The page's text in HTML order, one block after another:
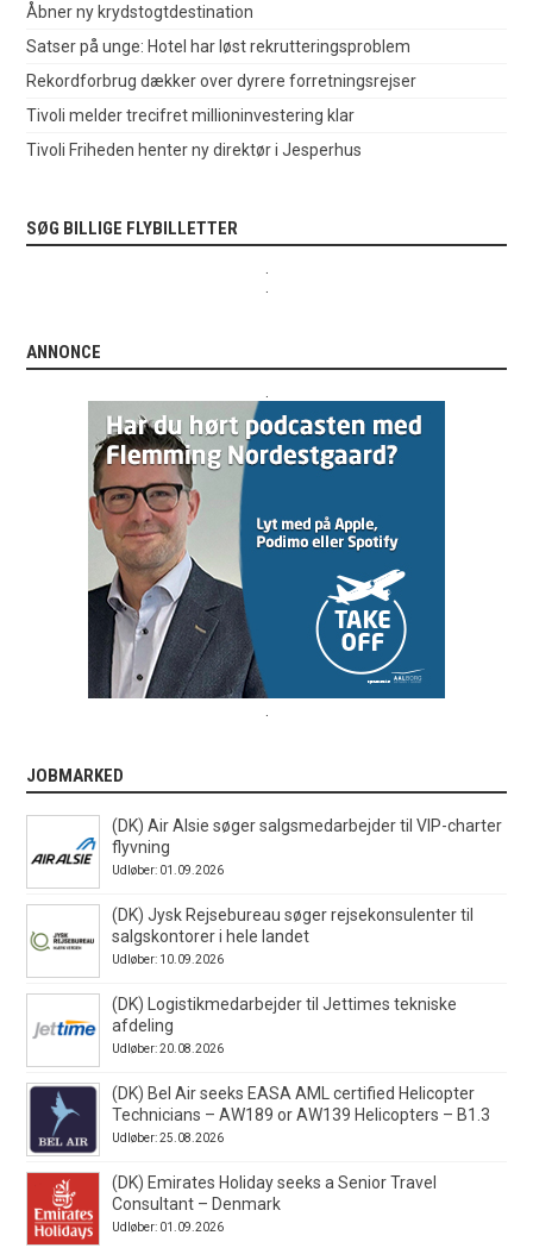
Åbner ny krydstogtdestination
Satser på unge: Hotel har løst rekrutteringsproblem
Rekordforbrug dækker over dyrere forretningsrejser
Tivoli melder trecifret millioninvestering klar
Tivoli Friheden henter ny direktør i Jesperhus
SØG BILLIGE FLYBILLETTER
ANNONCE
JOBMARKED
(DK) Air Alsie søger salgsmedarbejder til VIP-charter
flyvning
Udløber: 01.09.2026
(DK) Jysk Rejsebureau søger rejsekonsulenter til
salgskontorer i hele landet
Udløber: 10.09.2026
(DK) Logistikmedarbejder til Jettimes tekniske
afdeling
Udløber: 20.08.2026
(DK) Bel Air seeks EASA AML certified Helicopter
Technicians – AW189 or AW139 Helicopters – B1.3
Udløber: 25.08.2026
(DK) Emirates Holiday seeks a Senior Travel
Consultant – Denmark
Udløber: 01.09.2026